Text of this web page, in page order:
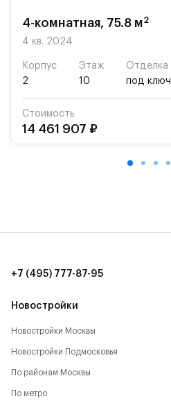
4-комнатная, 75.8 м2
4 кв. 2024
Корпус
2
Этаж
10
Отделка
под ключ
Стоимость
14 461 907 ₽
Новостройки
Новостройки Москвы
Новостройки Подмосковья
По районам Москвы
По метро
+7 (495) 777-87-95